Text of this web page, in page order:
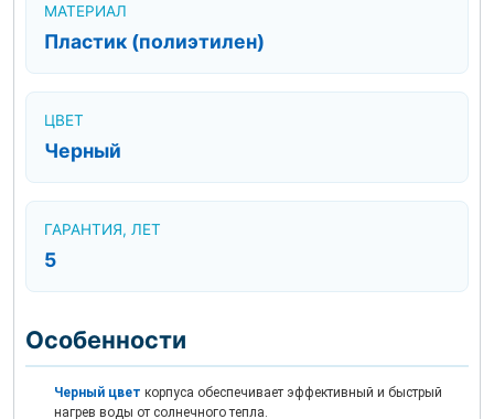
МАТЕРИАЛ
Пластик (полиэтилен)
ЦВЕТ
Черный
ГАРАНТИЯ, ЛЕТ
5
Особенности
Черный цвет корпуса обеспечивает эффективный и быстрый
нагрев воды от солнечного тепла.